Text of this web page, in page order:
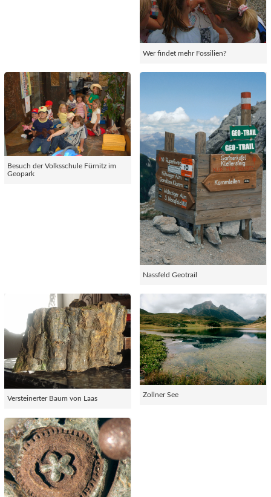
Wer findet mehr Fossilien?
Besuch der Volksschule Fürnitz im
Geopark
Nassfeld Geotrail
Versteinerter Baum von Laas
Zollner See